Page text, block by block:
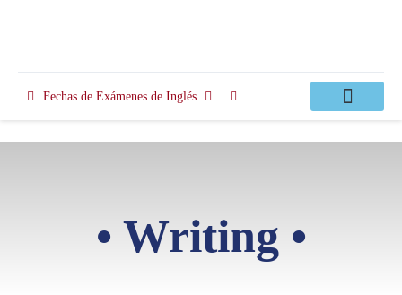
Fechas de Exámenes de Inglés
• Writing •